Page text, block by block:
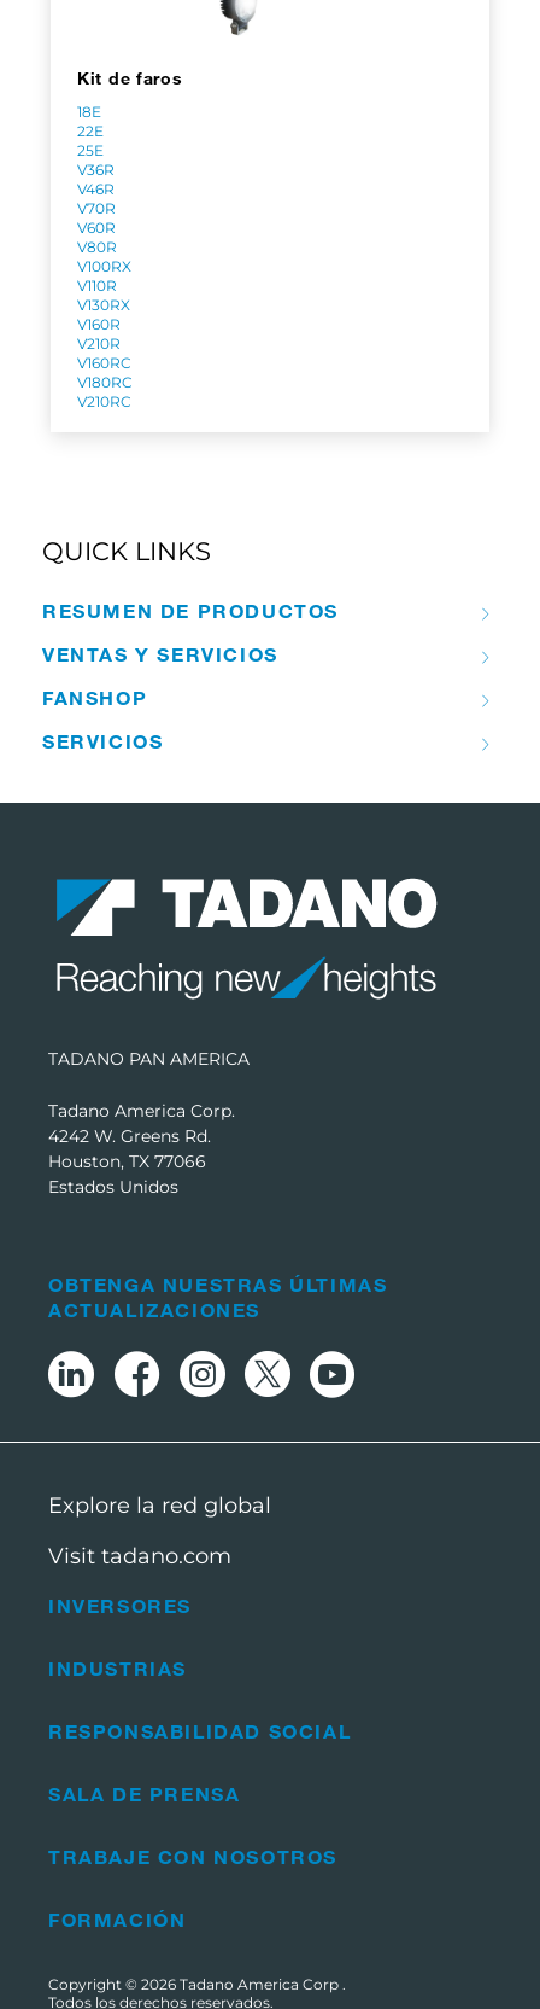
Kit de faros
18E
22E
25E
V36R
V46R
V70R
V60R
V80R
V100RX
V110R
V130RX
V160R
V210R
V160RC
V180RC
V210RC
QUICK LINKS
RESUMEN DE PRODUCTOS
VENTAS Y SERVICIOS
FANSHOP
SERVICIOS
TADANO PAN AMERICA
Tadano America Corp.
4242 W. Greens Rd.
Houston, TX 77066
Estados Unidos
INVERSORES
INDUSTRIAS
RESPONSABILIDAD SOCIAL
SALA DE PRENSA
TRABAJE CON NOSOTROS
FORMACIÓN
OBTENGA NUESTRAS ÚLTIMAS
ACTUALIZACIONES
Explore la red global
Visit tadano.com
Copyright © 2026 Tadano America Corp .
Todos los derechos reservados.